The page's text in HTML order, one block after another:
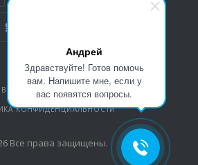
Андрей
Здравствуйте! Готов помочь
вам. Напишите мне, если у
вас появятся вопросы.
ВЕРСИЯ ДЛЯ ПЕЧАТИ
КОНФИДЕНЦИАЛЬНОСТИ
Все права защищены.